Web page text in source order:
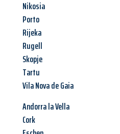
Nikosia
Porto
Rijeka
Rugell
Skopje
Tartu
Vila Nova de Gaia
Andorra la Vella
Cork